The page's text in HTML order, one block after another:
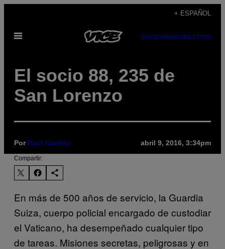
contenido
+ ESPAÑOL
Abrir
SUBSCRIBENEWSLETTER
El socio 88, 235 de
San Lorenzo
Por Raúl Garrido abril 9, 2016, 3:34pm
Compartir:
En más de 500 años de servicio, la Guardia
Suiza, cuerpo policial encargado de custodiar
el Vaticano, ha desempeñado cualquier tipo
de tareas. Misiones secretas, peligrosas y en